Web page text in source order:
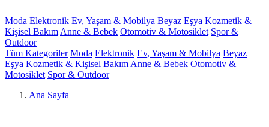
Moda Elektronik Ev, Yaşam & Mobilya Beyaz Eşya Kozmetik &
Kişisel Bakım Anne & Bebek Otomotiv & Motosiklet Spor &
Outdoor
Tüm Kategoriler Moda Elektronik Ev, Yaşam & Mobilya Beyaz
Eşya Kozmetik & Kişisel Bakım Anne & Bebek Otomotiv &
Motosiklet Spor & Outdoor
Ana Sayfa